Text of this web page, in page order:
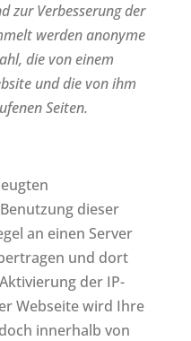
zur Verbesserung der
werden anonyme
die von einem
und die von ihm
Seiten.
dieser
an einen Server
und dort
der IP-
Webseite wird Ihre
innerhalb von